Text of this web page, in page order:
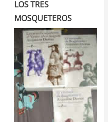
LOS TRES
MOSQUETEROS